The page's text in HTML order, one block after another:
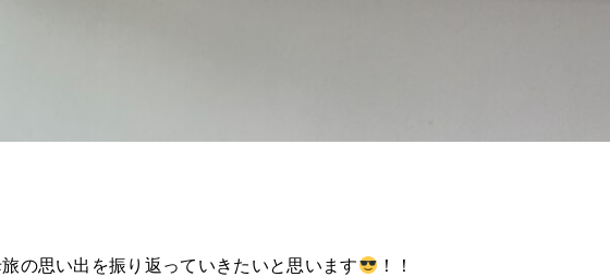
の思い出を振り返っていきたいと思います ！！